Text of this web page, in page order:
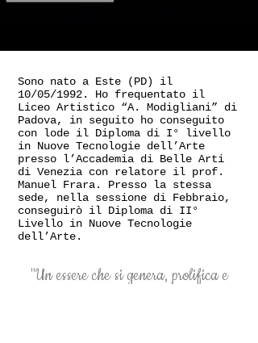
Sono nato a Este (PD) il
10/05/1992. Ho frequentato il
Liceo Artistico “A. Modigliani” di
Padova, in seguito ho conseguito
con lode il Diploma di I° livello
in Nuove Tecnologie dell’Arte
presso l’Accademia di Belle Arti
di Venezia con relatore il prof.
Manuel Frara. Presso la stessa
sede, nella sessione di Febbraio,
conseguirò il Diploma di II°
Livello in Nuove Tecnologie
dell’Arte.
"Un essere che si genera, prolifica e